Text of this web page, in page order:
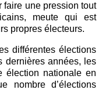
faire une pression tout
meute qui est
propres électeurs.
différentes élections
dernières années, les
élection nationale en
nombre d’élections